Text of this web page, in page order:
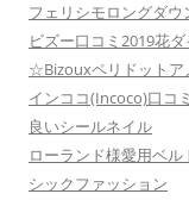
フェリシモロングダ
ビズー口コミ2019花
☆Bizouxペリドットア
インココ(Incoco)口コ
良いシールネイル
ローランド様愛用ベル
シックファッション